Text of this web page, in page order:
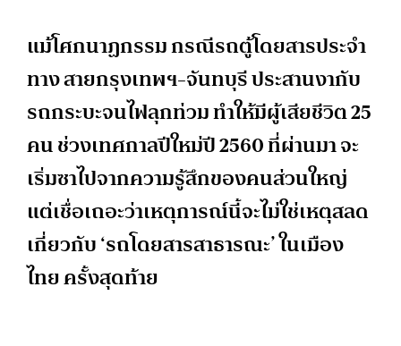
แม้โศกนาฏกรรม กรณีรถตู้โดยสารประจำ
ทาง สายกรุงเทพฯ-จันทบุรี ประสานงากับ
รถกระบะจนไฟลุกท่วม ทำให้มีผู้เสียชีวิต 25
คน ช่วงเทศกาลปีใหม่ปี 2560 ที่ผ่านมา จะ
เริ่มซาไปจากความรู้สึกของคนส่วนใหญ่
แต่เชื่อเถอะว่าเหตุการณ์นี้จะไม่ใช่เหตุสลด
เกี่ยวกับ ‘รถโดยสารสาธารณะ’ ในเมือง
ไทย ครั้งสุดท้าย